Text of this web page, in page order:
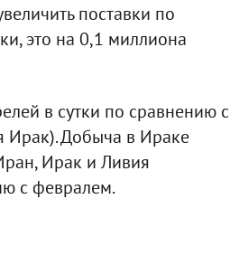
поставки по
это на 0,1 миллиона
в сутки по сравнению с
Ирак). Добыча в Ираке
Ирак и Ливия
с февралем.